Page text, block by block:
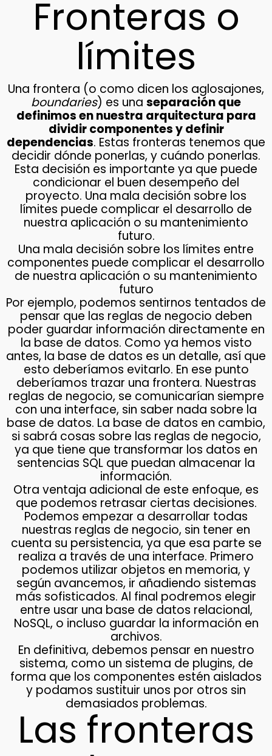
Fronteras o
límites
Una frontera (o como dicen los aglosajones,
boundaries) es una separación que
definimos en nuestra arquitectura para
dividir componentes y definir
dependencias. Estas fronteras tenemos que
decidir dónde ponerlas, y cuándo ponerlas.
Esta decisión es importante ya que puede
condicionar el buen desempeño del
proyecto. Una mala decisión sobre los
límites puede complicar el desarrollo de
nuestra aplicación o su mantenimiento
futuro.
Una mala decisión sobre los límites entre
componentes puede complicar el desarrollo
de nuestra aplicación o su mantenimiento
futuro
Por ejemplo, podemos sentirnos tentados de
pensar que las reglas de negocio deben
poder guardar información directamente en
la base de datos. Como ya hemos visto
antes, la base de datos es un detalle, así que
esto deberíamos evitarlo. En ese punto
deberíamos trazar una frontera. Nuestras
reglas de negocio, se comunicarían siempre
con una interface, sin saber nada sobre la
base de datos. La base de datos en cambio,
si sabrá cosas sobre las reglas de negocio,
ya que tiene que transformar los datos en
sentencias SQL que puedan almacenar la
información.
Otra ventaja adicional de este enfoque, es
que podemos retrasar ciertas decisiones.
Podemos empezar a desarrollar todas
nuestras reglas de negocio, sin tener en
cuenta su persistencia, ya que esa parte se
realiza a través de una interface. Primero
podemos utilizar objetos en memoria, y
según avancemos, ir añadiendo sistemas
más sofisticados. Al final podremos elegir
entre usar una base de datos relacional,
NoSQL, o incluso guardar la información en
archivos.
En definitiva, debemos pensar en nuestro
sistema, como un sistema de plugins, de
forma que los componentes estén aislados
y podamos sustituir unos por otros sin
demasiados problemas.
Las fronteras